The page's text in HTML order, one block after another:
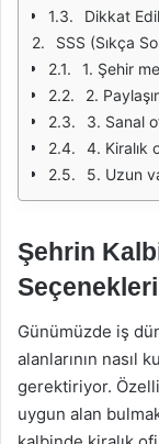
Dikkat
SSS (Sıkça
1. Şehir
2.
3. Sanal
4. Kiralık
5. Uzun vadeli
Şehrin
Seçenekleri
Günümüzde iş
alanlarının nasıl
gerektiriyor.
uygun alan